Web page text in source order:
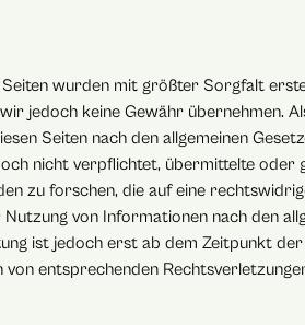
Seiten wurden mit größter Sorgfalt
jedoch keine Gewähr übernehmen.
Seiten nach den allgemeinen
nicht verpflichtet, übermittelte
zu forschen, die auf eine
von Informationen nach den
ist jedoch erst ab dem Zeitpunkt
von entsprechenden